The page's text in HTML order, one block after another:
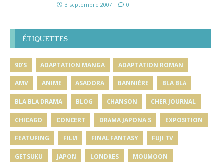
3 septembre 2007 0
ÉTIQUETTES
90'S ADAPTATION MANGA ADAPTATION ROMAN
AMV ANIME ASADORA BANNIÈRE BLA BLA
BLA BLA DRAMA BLOG CHANSON CHER JOURNAL
CHICAGO CONCERT DRAMA JAPONAIS EXPOSITION
FEATURING FILM FINAL FANTASY FUJI TV
GETSUKU JAPON LONDRES MOUMOON